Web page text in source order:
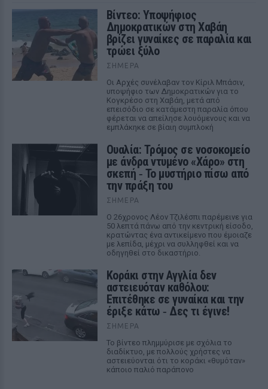
Βίντεο: Υποψήφιος
Δημοκρατικών στη Χαβάη
βρίζει γυναίκες σε παραλία και
τρώει ξύλο
ΣΉΜΕΡΑ
Οι Αρχές συνέλαβαν τον Κίριλ Μπάσιν,
υποψήφιο των Δημοκρατικών για το
Κογκρέσο στη Χαβάη, μετά από
επεισόδιο σε κατάμεστη παραλία όπου
φέρεται να απείλησε λουόμενους και να
εμπλάκηκε σε βίαιη συμπλοκή
Ουαλία: Τρόμος σε νοσοκομείο
με άνδρα ντυμένο «Χάρο» στη
σκεπή ‑ Το μυστήριο πίσω από
την πράξη του
ΣΉΜΕΡΑ
Ο 26χρονος Λέον Τζιλέσπι παρέμεινε για
50 λεπτά πάνω από την κεντρική είσοδο,
κρατώντας ένα αντικείμενο που έμοιαζε
με λεπίδα, μέχρι να συλληφθεί και να
οδηγηθεί στο δικαστήριο.
Kοράκι στην Αγγλία δεν
αστειευόταν καθόλου:
Επιτέθηκε σε γυναίκα και την
έριξε κάτω ‑ Δες τι έγινε!
ΣΉΜΕΡΑ
Το βίντεο πλημμύρισε με σχόλια το
διαδίκτυο, με πολλούς χρήστες να
αστειεύονται ότι το κοράκι «θυμόταν»
κάποιο παλιό παράπονο